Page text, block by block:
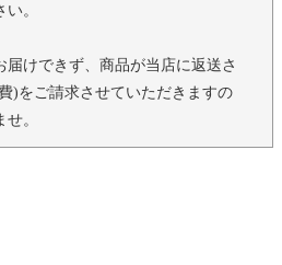
。
けできず、商品が当店に返送さ
)をご請求させていただきますの
。